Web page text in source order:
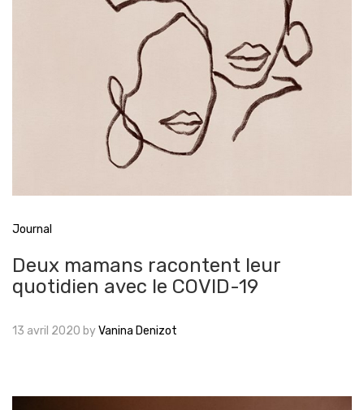
Journal
Deux mamans racontent leur
quotidien avec le COVID-19
13 avril 2020 byVanina Denizot